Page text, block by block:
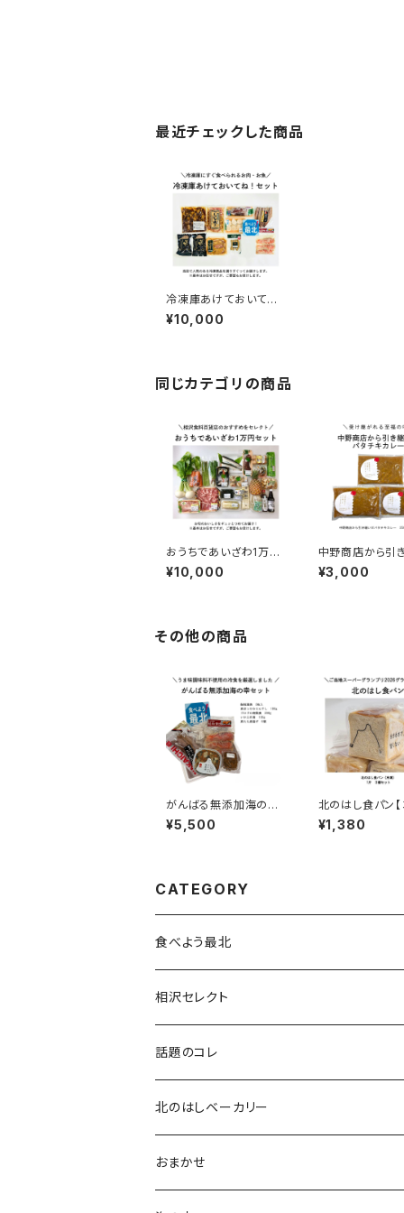
最近チェックした商品
冷凍庫あけておいてね！
セット
¥10,000
同じカテゴリの商品
おうちであいざわ1万円
セット
¥10,000
中野商店から引
だバタチキカレー
¥3,000
その他の商品
がんばる無添加海の幸
セット
¥5,500
北のはし食パン【
ット】
¥1,380
CATEGORY
食べよう最北
相沢セレクト
話題のコレ
北のはしベーカリー
おまかせ